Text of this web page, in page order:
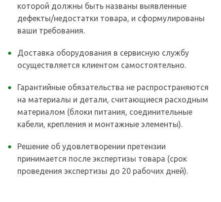
которой должны быть названы выявленные
дефекты/недостатки товара, и сформулированы
ваши требования.
Доставка оборудования в сервисную службу
осуществляется клиентом самостоятельно.
Гарантийные обязательства не распространяются
на материалы и детали, считающиеся расходным
материалом (блоки питания, соединительные
кабели, крепления и монтажные элементы).
Решение об удовлетворении претензии
принимается после экспертизы товара (срок
проведения экспертизы до 20 рабочих дней).